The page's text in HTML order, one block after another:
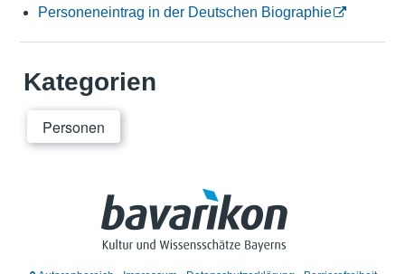
Personeneintrag in der Deutschen Biographie
Kategorien
Personen